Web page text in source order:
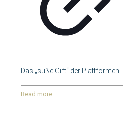
Das „süße Gift“ der Plattformen
Read more